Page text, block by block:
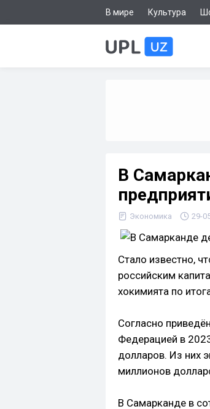
В мире Культура
В
Экономика 29-
Стало известно,
российским
хокимията по
Согласно
Федерацией в
долларов. Из них
миллионов
В Самарканде в